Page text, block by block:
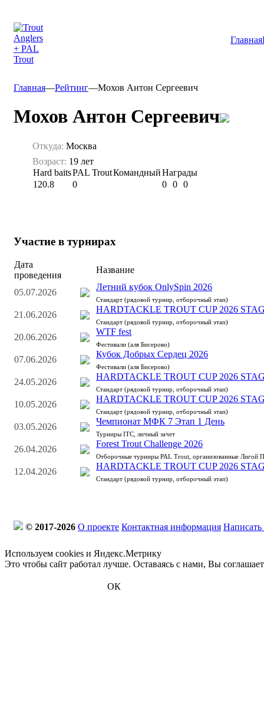
Главная
Главная—Рейтинг—Мохов Антон Сергеевич
Мохов Антон Сергеевич
Откуда: Москва
Возраст: 19 лет
Hard baitsPAL TroutКомандныйНаграды
120.8
0 0 0 0
Участие в турнирах
Дата
проведения
Название
05.07.2026
Летний кубок OnlySpin 2026
Стандарт (рядовой турнир, отборочный этап)
21.06.2026
HARDTACKLE TROUT CUP 2026
Стандарт (рядовой турнир, отборочный этап)
20.06.2026
WTF fest
Фестивали (аля Бисерово)
07.06.2026
Кубок Добрых Сердец 2026
Фестивали (аля Бисерово)
24.05.2026
HARDTACKLE TROUT CUP 2026
Стандарт (рядовой турнир, отборочный этап)
10.05.2026
HARDTACKLE TROUT CUP 2026
Стандарт (рядовой турнир, отборочный этап)
03.05.2026
Чемпионат МФК 7 Этап 1 День
Турниры ITC, личный зачет
26.04.2026
Forest Trout Challenge 2026
Отборочные турниры PAL Trout, организованные Лигой
12.04.2026
HARDTACKLE TROUT CUP 2026
Стандарт (рядовой турнир, отборочный этап)
© 2017-2026 О проекте Контактная информация
Используем cookies и Яндекс.Метрику
Это чтобы сайт работал лучше. Оставаясь с нами, Вы
ОК